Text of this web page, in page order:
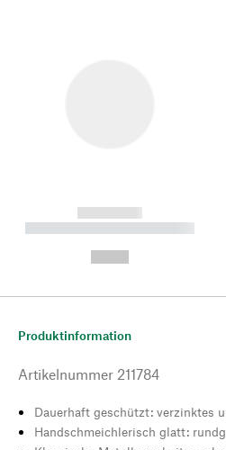
------------
----------- ----------- --------
Produktinformation
Artikelnummer 211784
Dauerhaft geschützt: verzinktes
Handschmeichlerisch glatt: